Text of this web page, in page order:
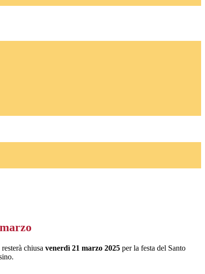
chiusa venerdì 21 marzo 2025 per la festa del Santo